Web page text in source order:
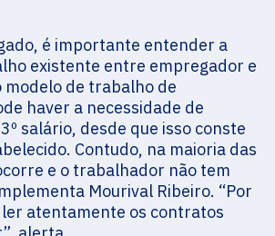
é importante entender a
existente entre empregador e
modelo de trabalho de
haver a necessidade de
salário, desde que isso conste
Contudo, na maioria das
e o trabalhador não tem
Mourival Ribeiro. “Por
ler atentamente os contratos